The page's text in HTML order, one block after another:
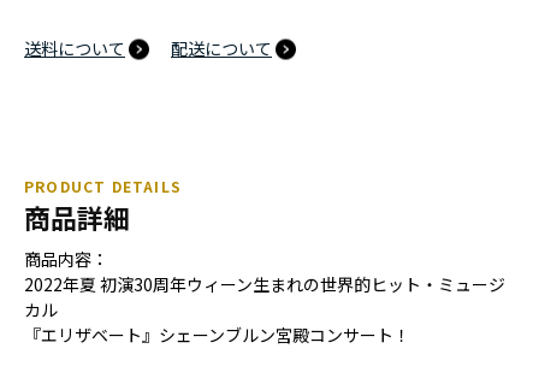
送料について 配送について
PRODUCT DETAILS
商品詳細
商品内容：
2022年夏 初演30周年ウィーン生まれの世界的ヒット・ミュージ
カル ――
『エリザベート』シェーンブルン宮殿コンサート！